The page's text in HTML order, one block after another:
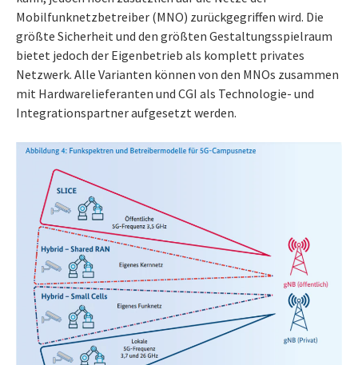
Mobilfunknetzbetreiber (MNO) zurückgegriffen wird. Die
größte Sicherheit und den größten Gestaltungsspielraum
bietet jedoch der Eigenbetrieb als komplett privates
Netzwerk. Alle Varianten können von den MNOs zusammen
mit Hardwarelieferanten und CGI als Technologie- und
Integrationspartner aufgesetzt werden.